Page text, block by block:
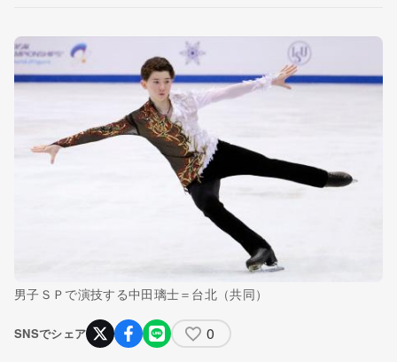
男子ＳＰで演技する中田璃士＝台北（共同）
SNSでシェア 0